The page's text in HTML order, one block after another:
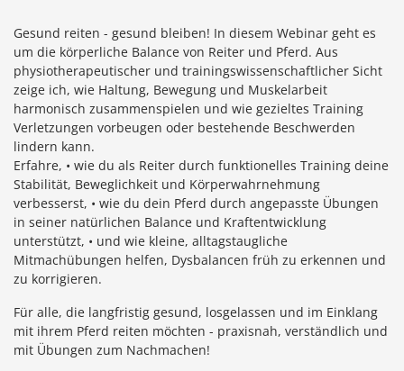
Gesund reiten - gesund bleiben! In diesem Webinar geht es
um die körperliche Balance von Reiter und Pferd. Aus
physiotherapeutischer und trainingswissenschaftlicher Sicht
zeige ich, wie Haltung, Bewegung und Muskelarbeit
harmonisch zusammenspielen und wie gezieltes Training
Verletzungen vorbeugen oder bestehende Beschwerden
lindern kann.
Erfahre, • wie du als Reiter durch funktionelles Training deine
Stabilität, Beweglichkeit und Körperwahrnehmung
verbesserst, • wie du dein Pferd durch angepasste Übungen
in seiner natürlichen Balance und Kraftentwicklung
unterstützt, • und wie kleine, alltagstaugliche
Mitmachübungen helfen, Dysbalancen früh zu erkennen und
zu korrigieren.
Für alle, die langfristig gesund, losgelassen und im Einklang
mit ihrem Pferd reiten möchten - praxisnah, verständlich und
mit Übungen zum Nachmachen!